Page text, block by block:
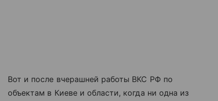
Вот и после вчерашней работы ВКС РФ по
объектам в Киеве и области, когда ни одна из